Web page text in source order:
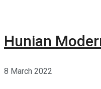
Hunian
8 March 2022